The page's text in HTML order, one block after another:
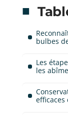
bulbes
Les
les
efficaces